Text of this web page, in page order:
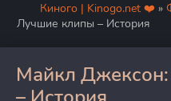
Киного | Kinogo.net ❤️ »
Лучшие клипы – История
Майкл